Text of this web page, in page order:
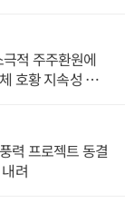
적 주주환원에
호황 지속성 의
력 프로젝트 동결
려